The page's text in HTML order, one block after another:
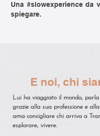
Una #slowexperience da
spiegare.
E noi, chi
Lui ha viaggiato il mondo,
grazie alla sua professione e
ama consigliare chi arriva a
esplorare, vivere.